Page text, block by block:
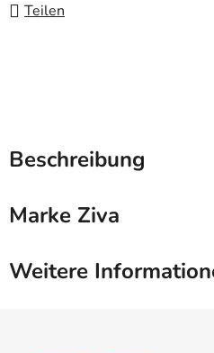
Teilen
Beschreibung
Marke Ziva
Weitere